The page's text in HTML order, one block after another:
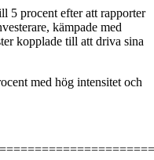
5 procent efter att rapporter
kämpade med
kopplade till att driva sina
med hög intensitet och